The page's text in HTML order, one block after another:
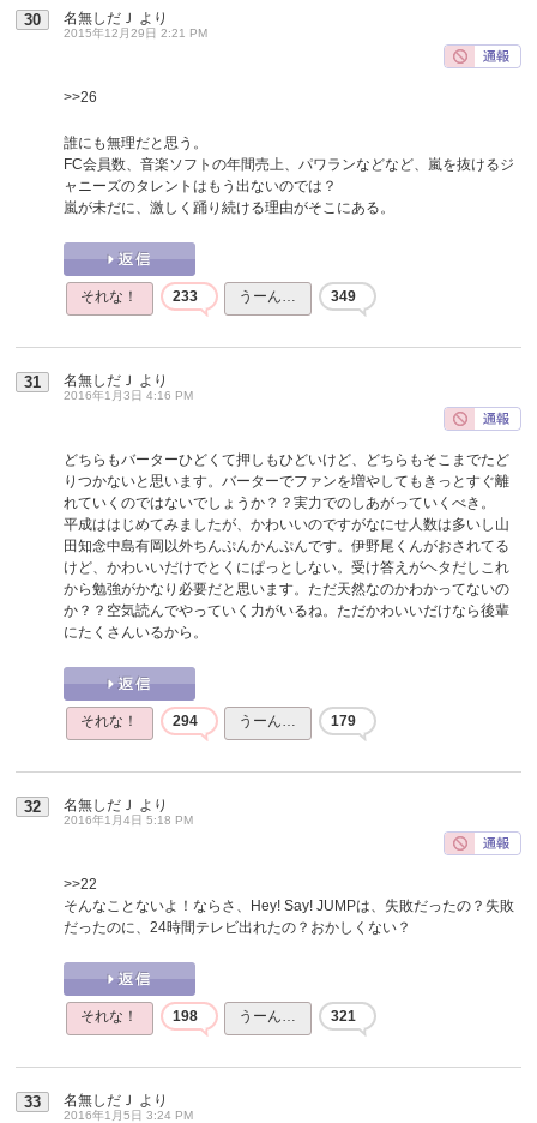
30 名無しだＪ より
2015年12月29日 2:21 PM
>>26
誰にも無理だと思う。
FC会員数、音楽ソフトの年間売上、パワランなどなど、嵐を抜けるジ
ャニーズのタレントはもう出ないのでは？
嵐が未だに、激しく踊り続ける理由がそこにある。
それな！ 233 うーん… 349
31 名無しだＪ より
2016年1月3日 4:16 PM
どちらもバーターひどくて押しもひどいけど、どちらもそこまでたど
りつかないと思います。バーターでファンを増やしてもきっとすぐ離
れていくのではないでしょうか？？実力でのしあがっていくべき。
平成ははじめてみましたが、かわいいのですがなにせ人数は多いし山
田知念中島有岡以外ちんぷんかんぷんです。伊野尾くんがおされてる
けど、かわいいだけでとくにぱっとしない。受け答えがヘタだしこれ
から勉強がかなり必要だと思います。ただ天然なのかわかってないの
か？？空気読んでやっていく力がいるね。ただかわいいだけなら後輩
にたくさんいるから。
それな！ 294 うーん… 179
32 名無しだＪ より
2016年1月4日 5:18 PM
>>22
そんなことないよ！ならさ、Hey! Say! JUMPは、失敗だったの？失敗
だったのに、24時間テレビ出れたの？おかしくない？
それな！ 198 うーん… 321
33 名無しだＪ より
2016年1月5日 3:24 PM